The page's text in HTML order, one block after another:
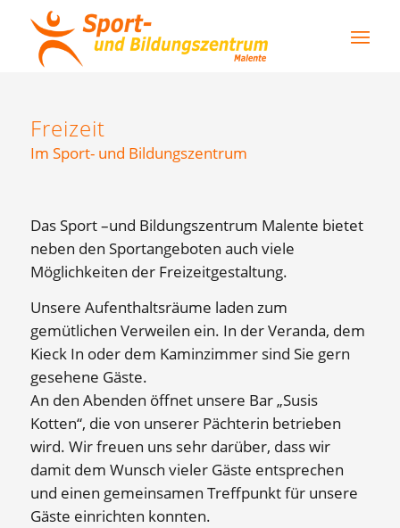
Freizeit
Im Sport- und Bildungszentrum
Das Sport –und Bildungszentrum Malente bietet
neben den Sportangeboten auch viele
Möglichkeiten der Freizeitgestaltung.
Unsere Aufenthaltsräume laden zum
gemütlichen Verweilen ein. In der Veranda, dem
Kieck In oder dem Kaminzimmer sind Sie gern
gesehene Gäste.
An den Abenden öffnet unsere Bar „Susis
Kotten“, die von unserer Pächterin betrieben
wird. Wir freuen uns sehr darüber, dass wir
damit dem Wunsch vieler Gäste entsprechen
und einen gemeinsamen Treffpunkt für unsere
Gäste einrichten konnten.